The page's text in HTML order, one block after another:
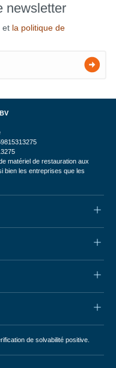
newsletter
et la politique de
matériel de restauration aux
bien les entreprises que les
de solvabilité positive.